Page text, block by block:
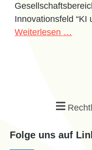
Innovationsfeld
Weiterlesen …
Folge uns auf